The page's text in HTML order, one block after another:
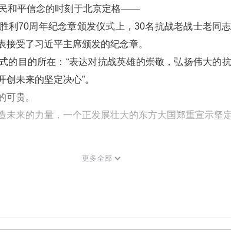
和平信念的时刻于北京定格——
利70周年纪念章颁发仪式上，30名抗战老战士老同
受了习近平主席颁发的纪念章。
的目的所在：“表达对抗战英雄的崇敬，弘扬伟大的
未来的坚定决心”。
可贵。
未来的力量，一个正发展壮大的东方大国郑重宣示坚
不搞扩张，永远不会把自身曾经经历过的悲惨遭遇
更多全部